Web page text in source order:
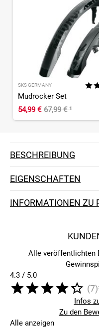
SKS GERMANY
Mudrocker Set
54,99 € 67,99 €¹
BESCHREIBUNG
EIGENSCHAFTEN
INFORMATIONEN ZU
Alle veröffentlichten
4.3 / 5.0
Infos
Zu den
Alle anzeigen